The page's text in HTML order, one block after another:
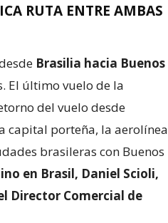
RUTA ENTRE AMBAS
Brasilia hacia Buenos
El último vuelo de la
del vuelo desde
capital porteña, la aerolínea
brasileras con Buenos
en Brasil, Daniel Scioli,
Director Comercial de